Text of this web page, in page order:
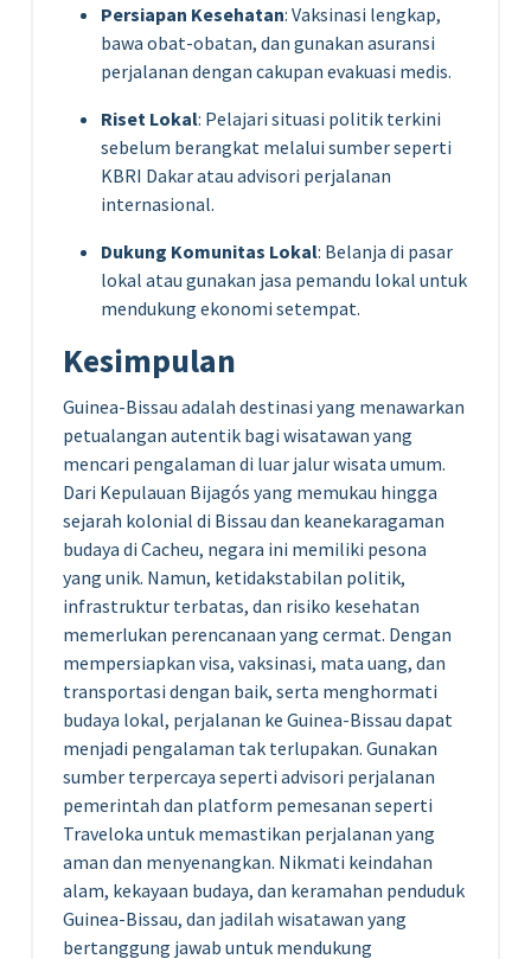
Persiapan Kesehatan: Vaksinasi lengkap,
bawa obat-obatan, dan gunakan asuransi
perjalanan dengan cakupan evakuasi medis.
Riset Lokal: Pelajari situasi politik terkini
sebelum berangkat melalui sumber seperti
KBRI Dakar atau advisori perjalanan
internasional.
Dukung Komunitas Lokal: Belanja di pasar
lokal atau gunakan jasa pemandu lokal untuk
mendukung ekonomi setempat.
Kesimpulan
Guinea-Bissau adalah destinasi yang menawarkan
petualangan autentik bagi wisatawan yang
mencari pengalaman di luar jalur wisata umum.
Dari Kepulauan Bijagós yang memukau hingga
sejarah kolonial di Bissau dan keanekaragaman
budaya di Cacheu, negara ini memiliki pesona
yang unik. Namun, ketidakstabilan politik,
infrastruktur terbatas, dan risiko kesehatan
memerlukan perencanaan yang cermat. Dengan
mempersiapkan visa, vaksinasi, mata uang, dan
transportasi dengan baik, serta menghormati
budaya lokal, perjalanan ke Guinea-Bissau dapat
menjadi pengalaman tak terlupakan. Gunakan
sumber terpercaya seperti advisori perjalanan
pemerintah dan platform pemesanan seperti
Traveloka untuk memastikan perjalanan yang
aman dan menyenangkan. Nikmati keindahan
alam, kekayaan budaya, dan keramahan penduduk
Guinea-Bissau, dan jadilah wisatawan yang
bertanggung jawab untuk mendukung